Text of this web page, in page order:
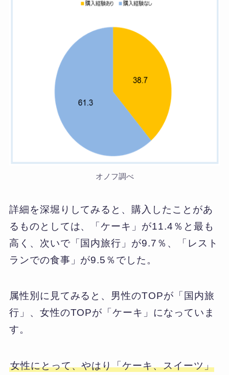
オノフ調べ
詳細を深堀りしてみると、購入したことがあ
るものとしては、「ケーキ」が11.4％と最も
高く、次いで「国内旅行」が9.7％、「レスト
ランでの食事」が9.5％でした。
属性別に見てみると、男性のTOPが「国内旅
行」、女性のTOPが「ケーキ」になっていま
す。
女性にとって、やはり「ケーキ、スイーツ」